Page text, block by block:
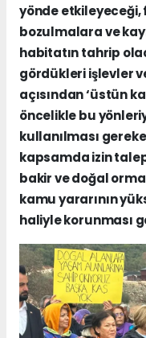
yönde etkileyeceği,
bozulmalara ve
habitatın tahrip
gördükleri işlevler
açısından ‘üstün
öncelikle bu
kullanılması
kapsamda izin
bakir ve doğal
kamu yararının
haliyle korunması